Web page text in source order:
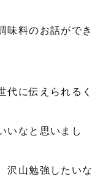
味料のお話ができ
代に伝えられるく
いなと思いまし
沢山勉強したいな